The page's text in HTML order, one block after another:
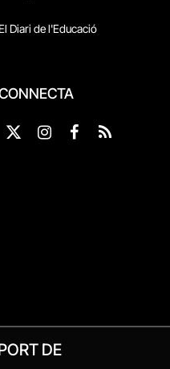
Diari de l'Educació
X
Instagram
Facebook
RSS
DE